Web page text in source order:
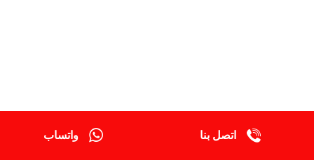
اتصل بنا واتساب